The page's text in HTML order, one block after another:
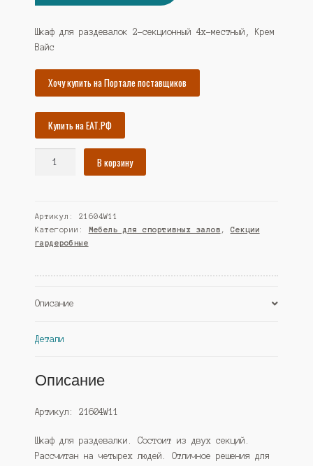
цена
составляла
цена:
29776₽.
Шкаф для раздевалок 2-секционный 4х-местный, Крем
Вайс
Хочу купить на Портале поставщиков
Купить на ЕАТ.РФ
раздевалок
2-
секционный
местный,
Вайс
В корзину
Артикул: 21604W11
Категории: Мебель для спортивных залов , Секции
гардеробные
Описание
Детали
Описание
Артикул: 21604W11
Шкаф для раздевалки. Состоит из двух секций.
Рассчитан на четырех людей. Отличное решения для